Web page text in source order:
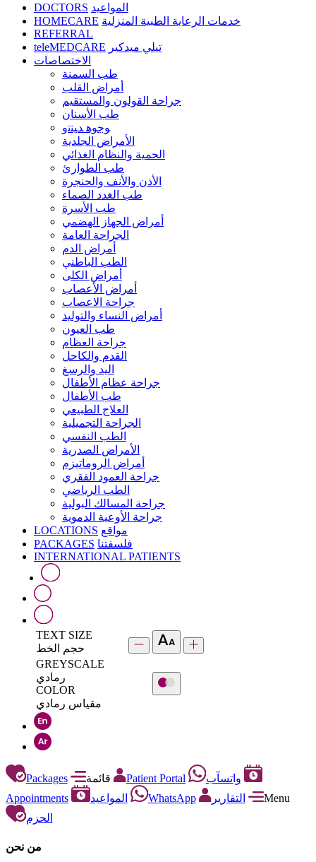
DOCTORS المواعيد
HOMECARE خدمات الرعاية الطبية المنزلية
REFERRAL
teleMEDCARE تيلي ميدكير
الاختصاصات
طب السمنة
أمراض القلب
جراحة القولون والمستقيم
طب الأسنان
ﻮﺟﻮﻫ ﺪﻴﻨﺗﻭ
الأمراض الجلدية
الحمية والنظام الغذائي
طب الطوارئ
الأذن والأنف والحنجرة
طب الغدد الصماء
طب الأسرة
أمراض الجهاز الهضمي
الجراحة العامة
أمراض الدم
الطب الباطني
أمراض الكلى
أمراض الأعصاب
جراحة الاعصاب
أمراض النساء والتوليد
طب العيون
جراحة العظام
القدم والكاحل
اليد والرسغ
جراحة عظام الأطفال
طب الأطفال
العلاج الطبيعي
الجراحة التجميلية
الطب النفسي
الأمراض الصدرية
أمراض الروماتيزم
جراحة العمود الفقري
الطب الرياضي
جراحة المسالك البولية
جراحة الأوعية الدموية
LOCATIONS مواقع
PACKAGES فلسفتنا
INTERNATIONAL PATIENTS
TEXT SIZE
حجم الخط
GREYSCALE
رمادي
COLOR
مقياس رمادي
Packages Patient Portal
واتسآب
Appointments
المواعيد WhatsApp التقارير
Menu
الحزم
من نحن